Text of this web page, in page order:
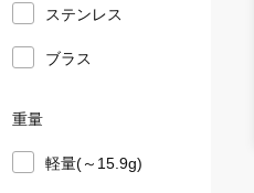
ステンレス
ブラス
重量
軽量(～15.9g)